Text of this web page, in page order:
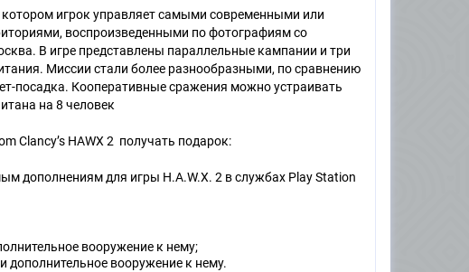
котором игрок управляет самыми современными или
воспроизведенными по фотографиям со
В игре представлены параллельные кампании и три
Миссии стали более разнообразными, по сравнению
посадка. Кооперативные сражения можно устраивать
на 8 человек
Clancy’s HAWX 2 получать подарок:
дополнениям для игры H.A.W.X. 2 в службах Play Station
вооружение к нему;
вооружение к нему.